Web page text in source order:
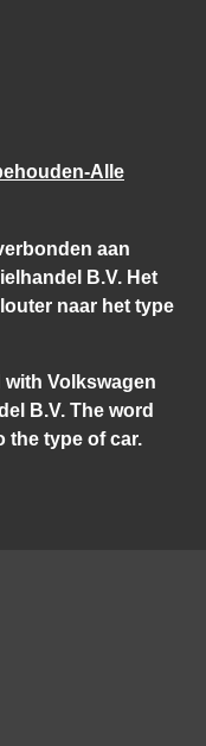
Alle
aan
B.V. Het
naar het type
Volkswagen
B.V. The word
the type of car.